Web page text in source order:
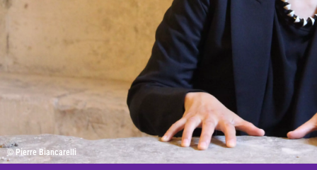
© Pierre Biancarelli